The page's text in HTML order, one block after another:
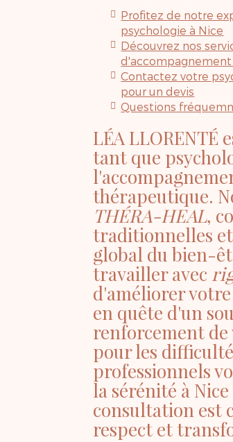
Profitez de notre
psychologie à Nice
Découvrez nos
d'accompagnement
Contactez votre
pour un devis
Questions
LÉA LLORENTÉ
tant que
thérapeutique.
THÉRA-HEAL,
traditionnelles
global du bien-
travailler avec
d'améliorer votre
en quête d'un
renforcement
pour les
professionnels
la sérénité à
consultation est
respect et